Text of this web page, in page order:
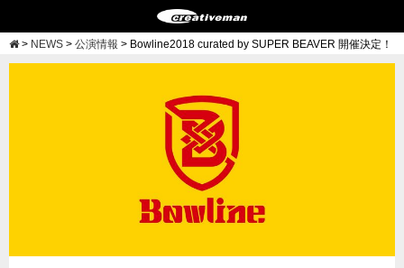
> NEWS > 公演情報 > Bowline2018 curated by SUPER BEAVER 開催決定！